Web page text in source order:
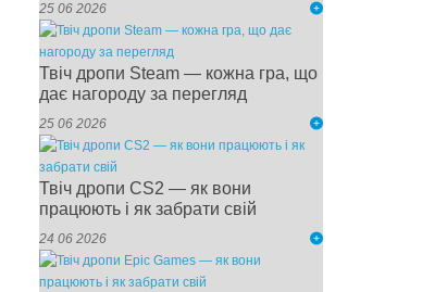
25 06 2026
Твіч дропи Steam — кожна гра, що
дає нагороду за перегляд
25 06 2026
Твіч дропи CS2 — як вони
працюють і як забрати свій
24 06 2026